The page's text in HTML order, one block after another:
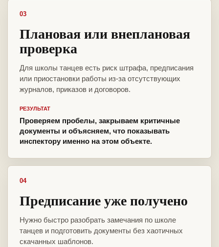
03
Плановая или внеплановая
проверка
Для школы танцев есть риск штрафа, предписания
или приостановки работы из-за отсутствующих
журналов, приказов и договоров.
РЕЗУЛЬТАТ
Проверяем пробелы, закрываем критичные
документы и объясняем, что показывать
инспектору именно на этом объекте.
04
Предписание уже получено
Нужно быстро разобрать замечания по школе
танцев и подготовить документы без хаотичных
скачанных шаблонов.